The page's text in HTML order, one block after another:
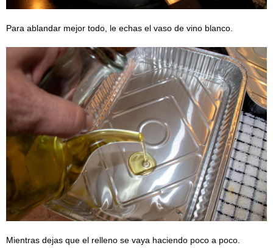
Para ablandar mejor todo, le echas el vaso de vino blanco.
Mientras dejas que el relleno se vaya haciendo poco a poco.